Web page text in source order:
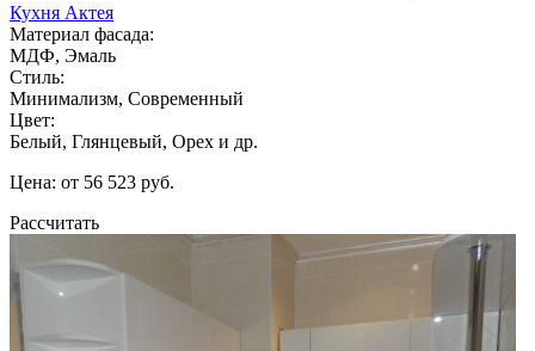
Кухня Актея
Материал фасада:
МДФ, Эмаль
Стиль:
Минимализм, Современный
Цвет:
Белый, Глянцевый, Орех и др.
Цена: от 56 523 руб.
Рассчитать